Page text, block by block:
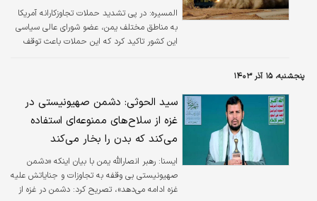
المسیره: در پی تشدید حملات تجاوزکارانه آمریکا
به مناطق مختلف یمن، عضو شورای عالی سیاسی
این کشور تاکید کرد که این حملات باعث توقف
پنجشنبه، ۱۵ آذر ۱۴۰۳
سید الحوثی: دشمن صهیونیستی در
غزه از سلاح‌های ممنوعه‌ای استفاده
می‌کند که بدن را بخار می‌کند
ايسنا: رهبر انصارالله یمن با بیان اینکه «دشمن
صهیونیستی بی وقفه به تجاوزات و جنایاتش علیه
غزه ادامه می‌دهد»، تصریح کرد: دشمن در غزه از